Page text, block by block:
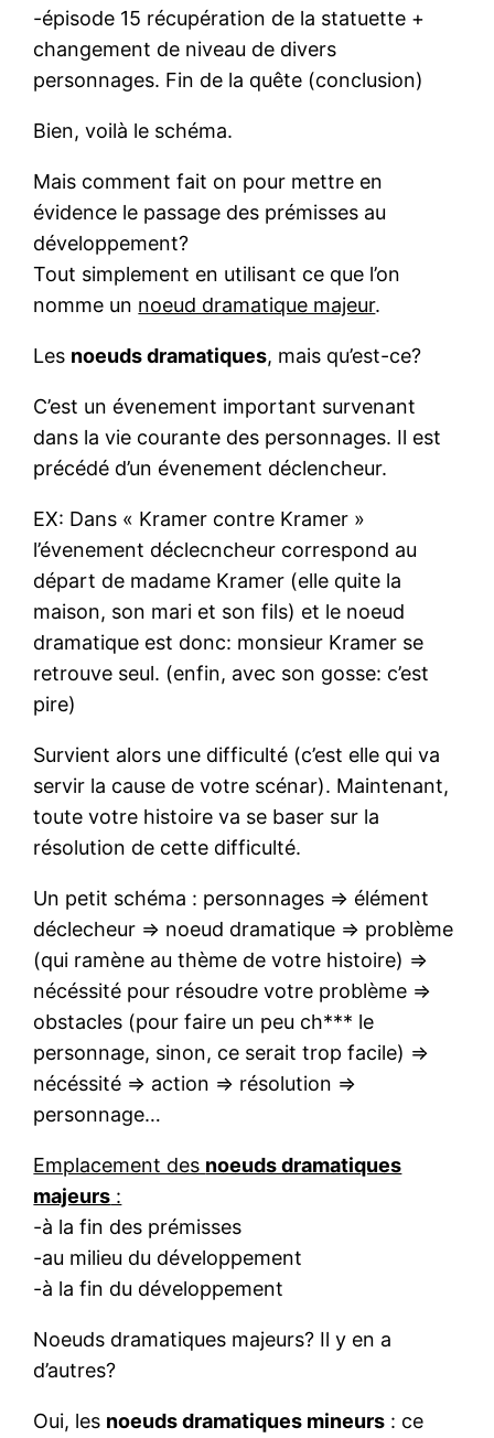
-épisode 15 récupération de la statuette +
changement de niveau de divers
personnages. Fin de la quête (conclusion)
Bien, voilà le schéma.
Mais comment fait on pour mettre en
évidence le passage des prémisses au
développement?
Tout simplement en utilisant ce que l’on
nomme un noeud dramatique majeur.
Les noeuds dramatiques, mais qu’est-ce?
C’est un évenement important survenant
dans la vie courante des personnages. Il est
précédé d’un évenement déclencheur.
EX: Dans « Kramer contre Kramer »
l’évenement déclecncheur correspond au
départ de madame Kramer (elle quite la
maison, son mari et son fils) et le noeud
dramatique est donc: monsieur Kramer se
retrouve seul. (enfin, avec son gosse: c’est
pire)
Survient alors une difficulté (c’est elle qui va
servir la cause de votre scénar). Maintenant,
toute votre histoire va se baser sur la
résolution de cette difficulté.
Un petit schéma : personnages => élément
déclecheur => noeud dramatique => problème
(qui ramène au thème de votre histoire) =>
nécéssité pour résoudre votre problème =>
obstacles (pour faire un peu ch*** le
personnage, sinon, ce serait trop facile) =>
nécéssité => action => résolution =>
personnage…
Emplacement des noeuds dramatiques
majeurs :
-à la fin des prémisses
-au milieu du développement
-à la fin du développement
Noeuds dramatiques majeurs? Il y en a
d’autres?
Oui, les noeuds dramatiques mineurs : ce